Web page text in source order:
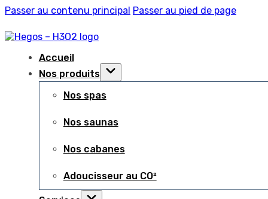
Passer au contenu principal Passer au pied de page
Accueil
Nos produits
Nos spas
Nos saunas
Nos cabanes
Adoucisseur au CO²